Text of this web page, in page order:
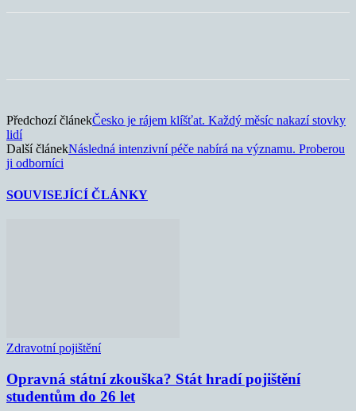
Předchozí článekČesko je rájem klíšťat. Každý měsíc nakazí stovky
lidí
Další článekNásledná intenzivní péče nabírá na významu. Proberou
ji odborníci
SOUVISEJÍCÍ ČLÁNKY
Zdravotní pojištění
Opravná státní zkouška? Stát hradí pojištění
studentům do 26 let